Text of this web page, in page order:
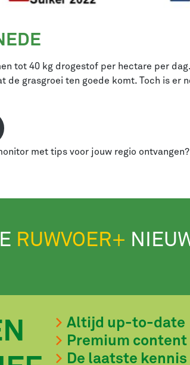
tot 40 kg drogestof per hectare per
de grasgroei ten goede komt. Toch is er
met tips voor jouw regio ontvangen?
RUWVOER+
Altijd up-to-date
Premium content
De laatste kennis